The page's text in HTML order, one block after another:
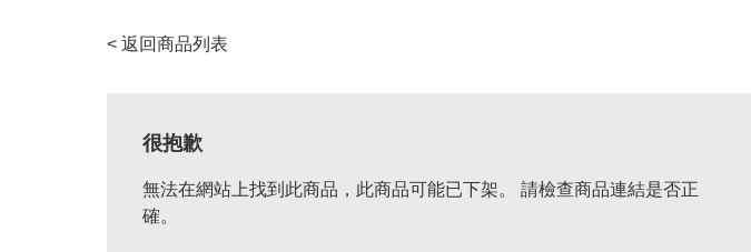
< 返回商品列表
很抱歉
無法在網站上找到此商品，此商品可能已下架。 請檢查商品連結是否正
確。